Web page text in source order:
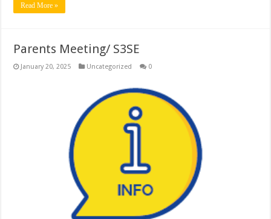
Read More »
Parents Meeting/ S3SE
January 20, 2025 Uncategorized 0